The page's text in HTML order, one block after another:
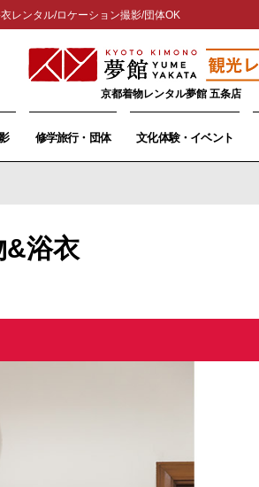
レンタル/ロケーション撮影/団体OK
京都着物レンタル夢館 五条店
修学旅行・団体 文化体験・イベント
&浴衣